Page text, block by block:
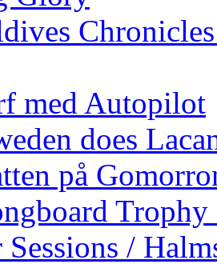
med Autopilot
does
på
Sessions /